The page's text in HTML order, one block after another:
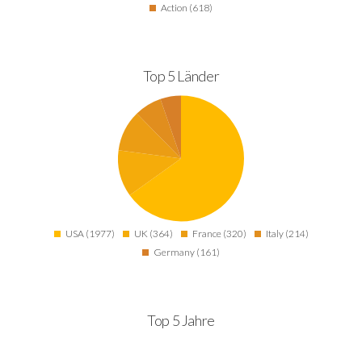
Action (618)
Top 5 Länder
USA (1977) UK (364) France (320)
Italy (214)
Germany (161)
Top 5 Jahre